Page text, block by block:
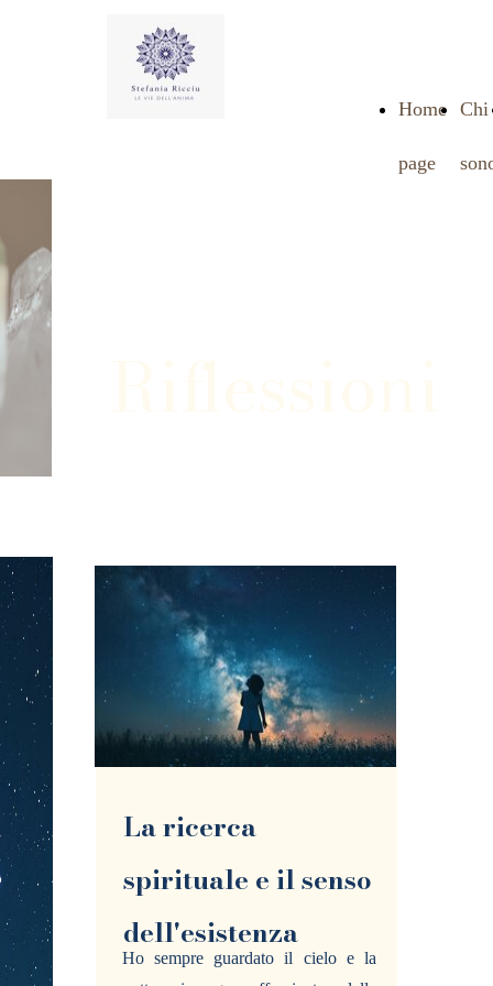
Home
page
Chi
La ricerca
spirituale e il senso
dell'esistenza
Ho sempre guardato il cielo e la